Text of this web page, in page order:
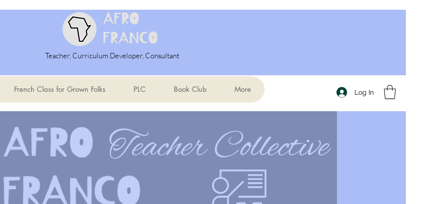
Teacher, Curriculum Developer, Consultant
French Class for Grown Folks PLC Book Club More Log In